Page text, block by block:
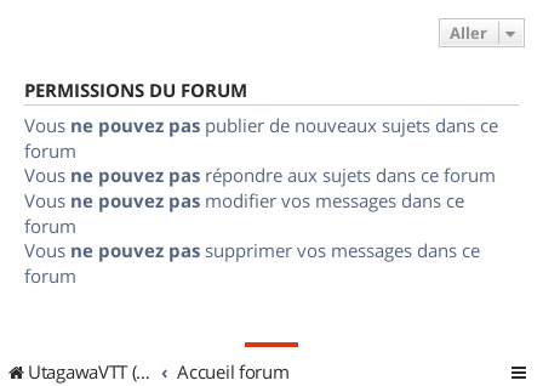
Aller
PERMISSIONS DU FORUM
Vous ne pouvez pas publier de nouveaux sujets dans ce
forum
Vous ne pouvez pas répondre aux sujets dans ce forum
Vous ne pouvez pas modifier vos messages dans ce
forum
Vous ne pouvez pas supprimer vos messages dans ce
forum
UtagawaVTT (Randos VTT et VTTAE avec traces GPS) Accueil forum